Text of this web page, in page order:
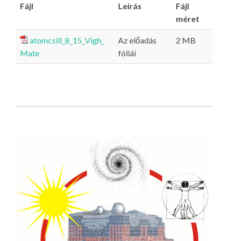
Fájl Leírás
Fájl
méret
atomcsill_8_15_Vigh_
Mate
Az előadás
fóliái
2 MB